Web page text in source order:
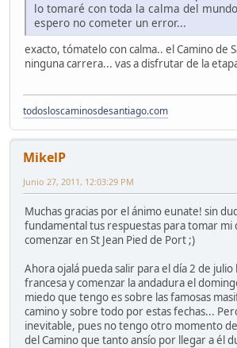
lo tomaré con toda la calma del
espero no cometer un error...
exacto, tómatelo con calma.. el Camino de
ninguna carrera... vas a disfrutar de la
todosloscaminosdesantiago.com
MikelP
Junio 27, 2011, 12:03:29 PM
Muchas gracias por el ánimo eunate! sin
fundamental tus respuestas para tomar mi
comenzar en St Jean Pied de Port ;)
Ahora ojalá pueda salir para el día 2 de julio
francesa y comenzar la andadura el
miedo que tengo es sobre las famosas
camino y sobre todo por estas fechas...
inevitable, pues no tengo otro momento
del Camino que tanto ansío por llegar a él